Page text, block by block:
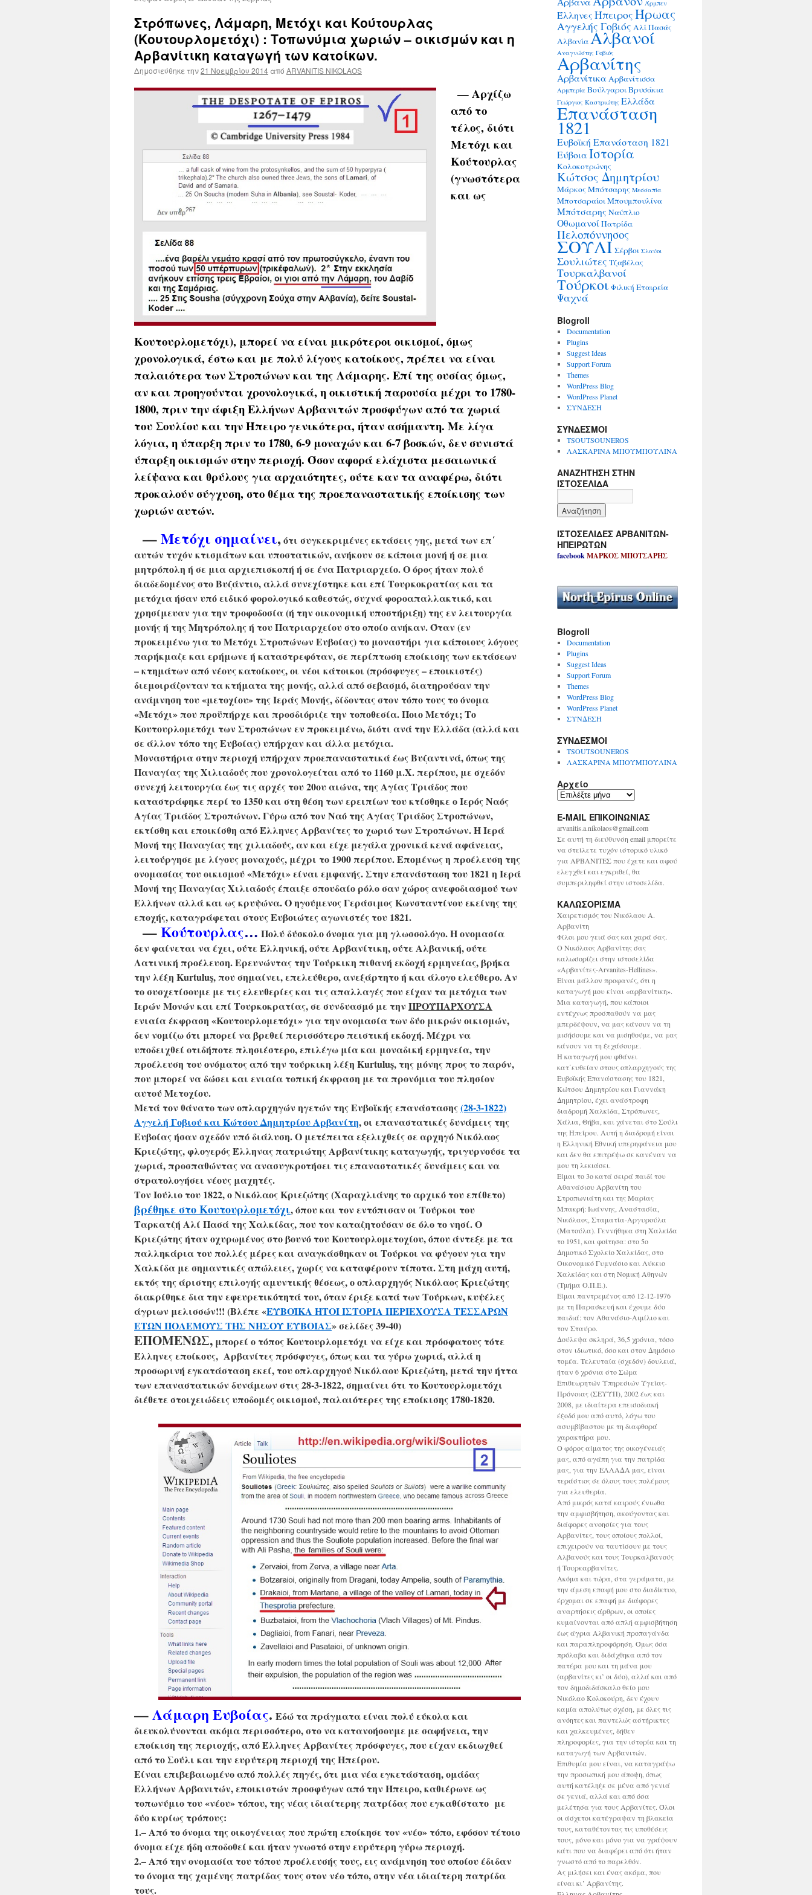
Στρόπωνες, Λάμαρη, Μετόχι και Κούτουρλας
(Κουτουρλομετόχι) : Τοπωνύμια χωριών – οικισμών και η
Αρβανίτικη καταγωγή των κατοίκων.
Δημοσιεύθηκε την21 Νοεμβρίου 2014 από ARVANITIS NIKOLAOS
— Αρχίζω
από το
τέλος, διότι
Μετόχι και
Κούτουρλας
(γνωστότερα
και ως
Κουτουρλομετόχι), μπορεί να είναι μικρότεροι οικισμοί, όμως
χρονολογικά, έστω και με πολύ λίγους κατοίκους, πρέπει να είναι
παλαιότερα των Στροπώνων και της Λάμαρης. Επί της ουσίας όμως,
αν και προηγούνται χρονολογικά, η οικιστική παρουσία μέχρι το 1780-
1800, πριν την άφιξη Ελλήνων Αρβανιτών προσφύγων από τα χωριά
του Σουλίου και την Ήπειρο γενικότερα, ήταν ασήμαντη. Με λίγα
λόγια, η ύπαρξη πριν το 1780, 6-9 μοναχών και 6-7 βοσκών, δεν συνιστά
ύπαρξη οικισμών στην περιοχή. Όσον αφορά ελάχιστα μεσαιωνικά
λείψανα και θρύλους για αρχαιότητες, ούτε καν τα αναφέρω, διότι
προκαλούν σύγχυση, στο θέμα της προεπαναστατικής εποίκισης των
χωριών αυτών.
—Μετόχι σημαίνει,ότι συγκεκριμένες εκτάσεις γης, μετά των επ΄
αυτών τυχόν κτισμάτων και υποστατικών, ανήκουν σε κάποια μονή ή σε μια
μητρόπολη ή σε μια αρχιεπισκοπή ή σε ένα Πατριαρχείο. Ο όρος ήταν πολύ
διαδεδομένος στο Βυζάντιο, αλλά συνεχίστηκε και επί Τουρκοκρατίας και τα
μετόχια ήσαν υπό ειδικό φορολογικό καθεστώς, συχνά φοροαπαλλακτικό, και
χρησίμευαν για την τροφοδοσία (ή την οικονομική υποστήριξη) της εν λειτουργία
μονής ή της Μητρόπολης ή του Πατριαρχείου στο οποίο ανήκαν. Όταν (εν
προκειμένω για το Μετόχι Στροπώνων Ευβοίας) το μοναστήρι για κάποιους λόγους
παρήκμαζε και ερήμωνε ή καταστρεφόταν, σε περίπτωση εποίκισης των εκτάσεων
– κτημάτων από νέους κατοίκους, οι νέοι κάτοικοι (πρόσφυγες – εποικιστές)
διεμοιράζονταν τα κτήματα της μονής, αλλά από σεβασμό, διατηρούσαν την
ανάμνηση του «μετοχίου» της Ιεράς Μονής, δίδοντας στον τόπο τους το όνομα
«Μετόχι» που προϋπήρχε και προσδιόριζε την τοποθεσία. Ποιο Μετόχι; Το
Κουτουρλομετόχι των Στροπώνων εν προκειμένω, διότι ανά την Ελλάδα (αλλά και
σε άλλον τόπο της Ευβοίας) υπήρχαν και άλλα μετόχια.
Μοναστήρια στην περιοχή υπήρχαν προεπαναστατικά έως Βυζαντινά, όπως της
Παναγίας της Χιλιαδούς που χρονολογείται από το 1160 μ.Χ. περίπου, με σχεδόν
συνεχή λειτουργία έως τις αρχές του 20ου αιώνα, της Αγίας Τριάδος που
καταστράφηκε περί το 1350 και στη θέση των ερειπίων του κτίσθηκε ο Ιερός Ναός
Αγίας Τριάδος Στροπώνων. Γύρω από τον Ναό της Αγίας Τριάδος Στροπώνων,
εκτίσθη και εποικίσθη από Έλληνες Αρβανίτες το χωριό των Στροπώνων. Η Ιερά
Μονή της Παναγίας της χιλιαδούς, αν και είχε μεγάλα χρονικά κενά αφάνειας,
λειτούργησε με λίγους μοναχούς, μέχρι το 1900 περίπου. Επομένως η προέλευση της
ονομασίας του οικισμού «Μετόχι» είναι εμφανής. Στην επανάσταση του 1821 η Ιερά
Μονή της Παναγίας Χιλιαδούς έπαιξε σπουδαίο ρόλο σαν χώρος ανεφοδιασμού των
Ελλήνων αλλά και ως κρυψώνα. Ο ηγούμενος Γεράσιμος Κωνσταντίνου εκείνης της
εποχής, καταγράφεται στους Ευβοιώτες αγωνιστές του 1821.
—Κούτουρλας… Πολύ δύσκολο όνομα για μη γλωσσολόγο. Η ονομασία
δεν φαίνεται να έχει, ούτε Ελληνική, ούτε Αρβανίτικη, ούτε Αλβανική, ούτε
Λατινική προέλευση. Ερευνώντας την Τούρκικη πιθανή εκδοχή ερμηνείας, βρήκα
την λέξη Kurtuluş, που σημαίνει, επελεύθερο, ανεξάρτητο ή και άλογο ελεύθερο. Αν
το συσχετίσουμε με τις ελευθερίες και τις απαλλαγές που είχαν τα μετόχια των
Ιερών Μονών και επί Τουρκοκρατίας, σε συνδυασμό με την ΠΡΟΫΠΑΡΧΟΥΣΑ
ενιαία έκφραση «Κουτουρλομετόχι» για την ονομασία των δύο μικρών οικισμών,
δεν νομίζω ότι μπορεί να βρεθεί περισσότερο πειστική εκδοχή. Μέχρι να
υποδειχθεί οτιδήποτε πλησιέστερο, επιλέγω μία και μοναδική ερμηνεία, την
προέλευση του ονόματος από την τούρκικη λέξη Kurtuluş, της μόνης προς το παρόν,
που μπορεί να δώσει και ενιαία τοπική έκφραση με τα προνόμια του πλησίον
αυτού Μετοχίου.
Μετά τον θάνατο των οπλαρχηγών ηγετών της Ευβοϊκής επανάστασης(28-3-1822)
Αγγελή Γοβιού και Κώτσου Δημητρίου Αρβανίτη, οι επαναστατικές δυνάμεις της
Ευβοίας ήσαν σχεδόν υπό διάλυση. Ο μετέπειτα εξελιχθείς σε αρχηγό Νικόλαος
Κριεζώτης, φλογερός Έλληνας πατριώτης Αρβανίτικης καταγωγής, τριγυρνούσε τα
χωριά, προσπαθώντας να ανασυγκροτήσει τις επαναστατικές δυνάμεις και να
στρατολογήσει νέους μαχητές.
Τον Ιούλιο του 1822, ο Νικόλαος Κριεζώτης(Χαραχλιάνης το αρχικό του επίθετο)
βρέθηκε στο Κουτουρλομετόχι, όπου και τον εντόπισαν οι Τούρκοι του
Ταρκατζή Αλί Πασά της Χαλκίδας, που τον καταζητούσαν σε όλο το νησί. Ο
Κριεζώτης ήταν οχυρωμένος στο βουνό του Κουτουρλομετοχίου, όπου άντεξε με τα
παλληκάρια του πολλές μέρες και αναγκάσθηκαν οι Τούρκοι να φύγουν για την
Χαλκίδα με σημαντικές απώλειες, χωρίς να καταφέρουν τίποτα. Στη μάχη αυτή,
εκτός της άριστης επιλογής αμυντικής θέσεως, ο οπλαρχηγός Νικόλαος Κριεζώτης
διακρίθηκε δια την εφευρετικότητά του, όταν έριξε κατά των Τούρκων, κυψέλες
άγριων μελισσών!!! (Βλέπε «ΕΥΒΟΪΚΑ ΗΤΟΙ ΙΣΤΟΡΙΑ ΠΕΡΙΕΧΟΥΣΑ ΤΕΣΣΑΡΩΝ
ΕΤΩΝ ΠΟΛΕΜΟΥΣ ΤΗΣ ΝΗΣΟΥ ΕΥΒΟΙΑΣ» σελίδες 39-40)
ΕΠΟΜΕΝΩΣ, μπορεί ο τόπος Κουτουρλομετόχι να είχε και πρόσφατους τότε
Έλληνες εποίκους, Αρβανίτες πρόσφυγες, όπως και τα γύρω χωριά, αλλά η
προσωρινή εγκατάσταση εκεί, του οπλαρχηγού Νικόλαου Κριεζώτη, μετά την ήττα
των επαναστατικών δυνάμεων στις 28-3-1822, σημαίνει ότι το Κουτουρλομετόχι
διέθετε στοιχειώδεις υποδομές οικισμού, παλαιότερες της εποίκισης 1780-1820.
—Λάμαρη Ευβοίας. Εδώ τα πράγματα είναι πολύ εύκολα και
διευκολύνονται ακόμα περισσότερο, στο να κατανοήσουμε με σαφήνεια, την
εποίκιση της περιοχής, από Έλληνες Αρβανίτες πρόσφυγες, που είχαν εκδιωχθεί
από το Σούλι και την ευρύτερη περιοχή της Ηπείρου.
Είναι επιβεβαιωμένο από πολλές πηγές, ότι μια νέα εγκετάσταση, ομάδας
Ελλήνων Αρβανιτών, εποικιστών προσφύγων από την Ήπειρο, καθιέρωνε ως
τοπωνύμιο του «νέου» τόπου, της νέας ιδιαίτερης πατρίδας που εγκαθίστατο με
δύο κυρίως τρόπους:
1.– Από το όνομα της οικογένειας που πρώτη εποίκησε τον «νέο» τόπο, εφόσον τέτοιο
όνομα είχε ήδη αποδοθεί και ήταν γνωστό στην ευρύτερη γύρω περιοχή.
2.– Από την ονομασία του τόπου προέλευσής τους, εις ανάμνηση του οποίου έδιδαν
το όνομα της χαμένης πατρίδας τους στον νέο τόπο, στην νέα ιδιαίτερη πατρίδα
τους.
Άρμπεν
Έλληνες ΉπειροςΉρωας
Αγγελής Γοβιός Αλί Πασάς
ΑλβανίαΑλβανοί
Αναγνώστης Γοβιός
Αρβανίτης
Αρβανίτικα Αρβανίτισσα
Αρμπερία ΒούλγαροιΒρυσάκια
Γεώργιος Καστριώτης Ελλάδα
Επανάσταση
1821
Ευβοϊκή Επανάσταση 1821
Εύβοια Ιστορία
Κολοκοτρώνης
Κώτσος Δημητρίου
Μάρκος Μπότσαρης Μεσσαπία
ΜποτσαραίοιΜπουμπουλίνα
Μπότσαρης Ναύπλιο
ΟθωμανοίΠατρίδα
Πελοπόννησος
ΣΟΥΛΙ Σέρβοι Σλαύοι
Σουλιώτες Τζαβέλας
Τουρκαλβανοί
Τούρκοι Φιλική Εταιρεία
Ψαχνά
Blogroll
Documentation
Plugins
Suggest Ideas
Support Forum
Themes
WordPress Blog
WordPress Planet
ΣΥΝΔΕΣΗ
ΣΥΝΔΕΣΜΟΙ
TSOUTSOUNEROS
ΛΑΣΚΑΡΙΝΑ ΜΠΟΥΜΠΟΥΛΙΝΑ
ΑΝΑΖΗΤΗΣΗ ΣΤΗΝ
ΙΣΤΟΣΕΛΙΔΑ
ΙΣΤΟΣΕΛΙΔΕΣ ΑΡΒΑΝΙΤΩΝ-
ΗΠΕΙΡΩΤΩΝ
facebookΜΑΡΚΟΣ ΜΠΟΤΣΑΡΗΣ
Blogroll
Documentation
Plugins
Suggest Ideas
Support Forum
Themes
WordPress Blog
WordPress Planet
ΣΥΝΔΕΣΗ
ΣΥΝΔΕΣΜΟΙ
TSOUTSOUNEROS
ΛΑΣΚΑΡΙΝΑ ΜΠΟΥΜΠΟΥΛΙΝΑ
Αρχείο
Α
χ
ε
ί
ο
E-MAIL ΕΠΙΚΟΙΝΩΝΙΑΣ
arvanitis.a.nikolaos@gmail.com
Σε αυτή τη διεύθυνση email μπορείτε
να στείλετε τυχόν ιστορικό υλικό
για ΑΡΒΑΝΙΤΕΣ που έχετε και αφού
ελεγχθεί και εγκριθεί, θα
συμπεριληφθεί στην ιστοσελίδα.
ΚΑΛΩΣΟΡΙΣΜΑ
Χαιρετισμός του Νικόλαου Α.
Αρβανίτη
Φίλοι μου γειά σας και χαρά σας.
Ο Νικόλαος Αρβανίτης σας
καλωσορίζει στην ιστοσελίδα
«Αρβανίτες-Arvanites-Hellines».
Είναι μάλλον προφανές, ότι η
καταγωγή μου είναι «αρβανίτικη».
Μια καταγωγή, που κάποιοι
εντέχνως προσπαθούν να μας
μπερδέψουν, να μας κάνουν να τη
μισήσουμε και να μισηθούμε, να μας
κάνουν να τη ξεχάσουμε.
Η καταγωγή μου φθάνει
κατ΄ευθείαν στους οπλαρχηγούς της
Ευβοϊκής Επανάστασης του 1821,
Κώτσου Δημητρίου και Γιαννάκη
Δημητρίου, έχει ανάστροφη
διαδρομή Χαλκίδα, Στρόπωνες,
Χάλια, Θήβα, και χάνεται στο Σούλι
της Ηπείρου. Αυτή η διαδρομή είναι
η Ελληνική Εθνική υπερηφάνεια μου
και δεν θα επιτρέψω σε κανέναν να
μου τη λεκιάσει.
Είμαι το 3ο κατά σειρά παιδί του
Αθανάσιου Αρβανίτη του
Στροπωνιάτη και της Μαρίας
Μπακρή: Ιωάννης, Αναστασία,
Νικόλαος, Σταματία-Αργυρούλα
(Ματούλα). Γεννήθηκα στη Χαλκίδα
το 1951, και φοίτησα: στο 5ο
Δημοτικό Σχολείο Χαλκίδας, στο
Οικονομικό Γυμνάσιο και Λύκειο
Χαλκίδας και στη Νομική Αθηνών
(Τμήμα Ο.Π.Ε.).
Είμαι παντρεμένος από 12-12-1976
με τη Παρασκευή και έχουμε δύο
παιδιά: τον Αθανάσιο-Αιμίλιο και
τον Σταύρο.
Δούλεψα σκληρά, 36,5 χρόνια, τόσο
στον ιδιωτικό, όσο και στον Δημόσιο
τομέα. Τελευταία (σχεδόν) δουλειά,
ήταν 6 χρόνια στο Σώμα
Επιθεωρητών Υπηρεσιών Υγείας-
Πρόνοιας (ΣΕΥΥΠ), 2002 έως και
2008, με ιδιαίτερα επεισοδιακή
έξοδό μου από αυτό, λόγω του
ασυμβίβαστου με τη διαφθορά
χαρακτήρα μου.
Ο φόρος αίματος της οικογένειάς
μας, από αγάπη για την πατρίδα
μας, για την ΕΛΛΑΔΑ μας, είναι
τεράστιος σε όλους τους πολέμους
για ελευθερία.
Από μικρός κατά καιρούς ένιωθα
την αμφισβήτηση, ακούγοντας και
διάφορες ανοησίες για τους
Αρβανίτες, τους οποίους πολλοί,
επιχειρούν να ταυτίσουν με τους
Αλβανούς και τους Τουρκαλβανούς
ή Τουρκαρβανίτες.
Ακόμα και τώρα, στα γεράματα, με
την άμεση επαφή μου στο διαδίκτυο,
έρχομαι σε επαφή με διάφορες
αναρτήσεις άρθρων, οι οποίες
κυμαίνονται από απλή αμφισβήτηση
έως άγρια Αλβανική προπαγάνδα
και παραπληροφόρηση. Όμως όσα
πρόλαβα και διδάχθηκα από τον
πατέρα μου και τη μάνα μου
(αρβανίτες κι’ οι δύο), αλλά και από
τον δημοδιδάσκαλο θείο μου
Νικόλαο Κολοκούρη, δεν έχουν
καμία απολύτως σχέση, με όλες τις
ανόητες και παντελώς αστήρικτες
και χαλκευμένες, δήθεν
πληροφορίες, για την ιστορία και τη
καταγωγή των Αρβανιτών.
Επιθυμία μου είναι, να καταγράψω
την προσωπική μου άποψη, όπως
αυτή κατέληξε σε μένα από γενιά
σε γενιά, αλλά και από όσα
μελέτησα για τους Αρβανίτες. Όλοι
οι άσχετοι κατέγραψαν τη βλακεία
τους, καταθέτοντας τις υποθέσεις
τους, μόνο και μόνο για να γράψουν
κάτι που να διαφέρει από ότι ήταν
γνωστό από το παρελθόν.
Ας μιλήσει και ένας ακόμα, που
είναι κι’ Αρβανίτης.